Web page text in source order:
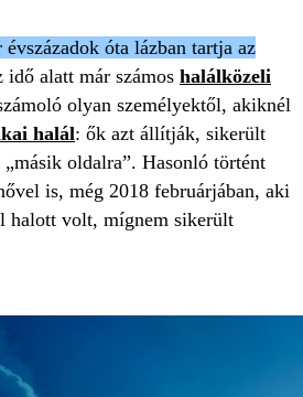
óta lázban tartja az
idő alatt már számos halálközeli
olyan személyektől, akiknél
halál: ők azt állítják, sikerült
oldalra”. Hasonló történt
is, még 2018 februárjában, aki
halott volt, mígnem sikerült